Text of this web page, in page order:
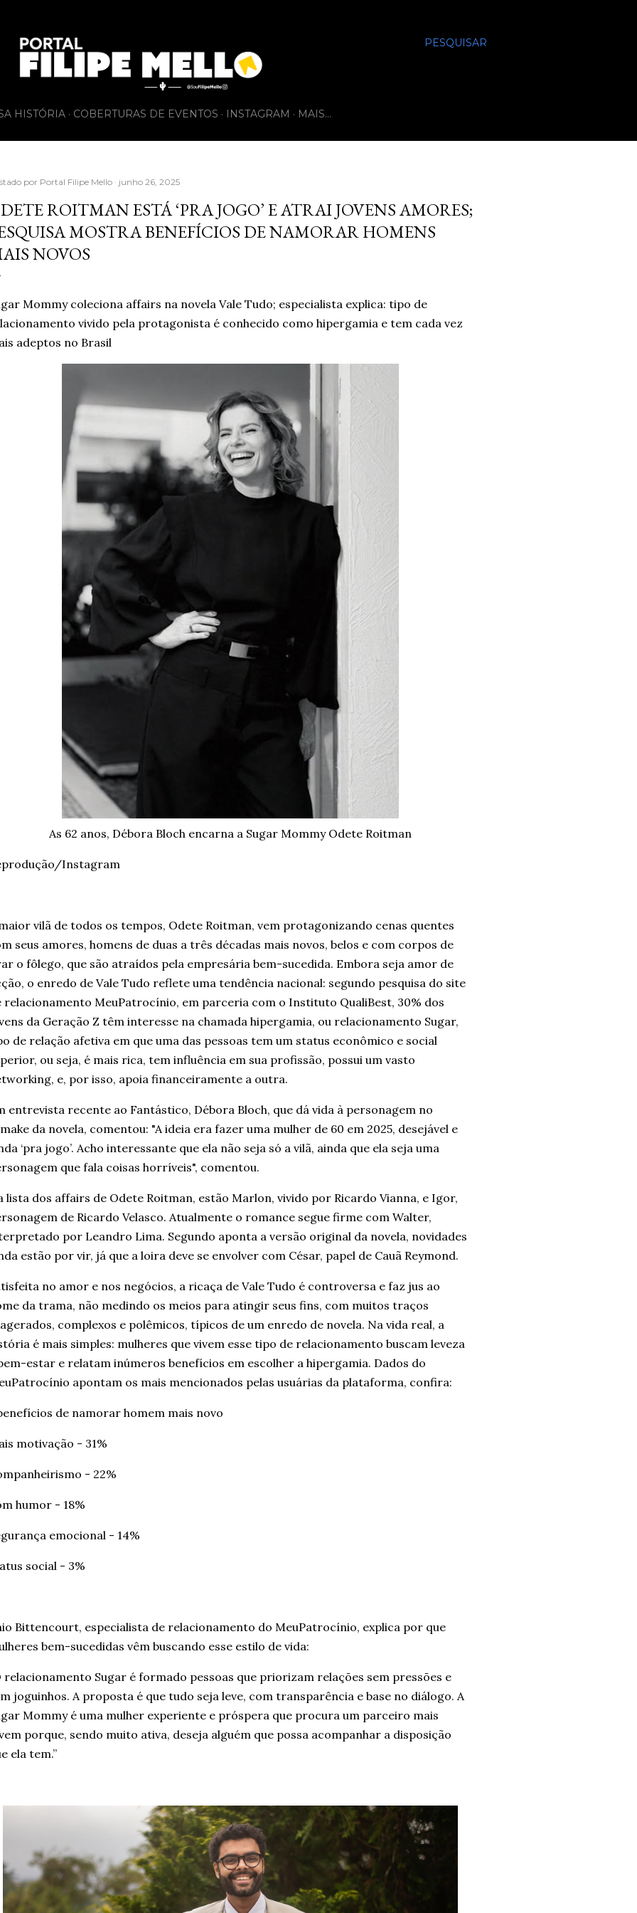
PESQUISAR
HISTÓRIA COBERTURAS DE EVENTOS INSTAGRAM MAIS…
por Portal Filipe Mello junho 26, 2025
ROITMAN ESTÁ ‘PRA JOGO’ E ATRAI JOVENS AMORES;
MOSTRA BENEFÍCIOS DE NAMORAR HOMENS
NOVOS
Mommy coleciona affairs na novela Vale Tudo; especialista explica: tipo de
vivido pela protagonista é conhecido como hipergamia e tem cada vez
adeptos no Brasil
As 62 anos, Débora Bloch encarna a Sugar Mommy Odete Roitman
Instagram
vilã de todos os tempos, Odete Roitman, vem protagonizando cenas quentes
seus amores, homens de duas a três décadas mais novos, belos e com corpos de
o fôlego, que são atraídos pela empresária bem-sucedida. Embora seja amor de
o enredo de Vale Tudo reflete uma tendência nacional: segundo pesquisa do site
relacionamento MeuPatrocínio, em parceria com o Instituto QualiBest, 30% dos
da Geração Z têm interesse na chamada hipergamia, ou relacionamento Sugar,
de relação afetiva em que uma das pessoas tem um status econômico e social
ou seja, é mais rica, tem influência em sua profissão, possui um vasto
e, por isso, apoia financeiramente a outra.
entrevista recente ao Fantástico, Débora Bloch, que dá vida à personagem no
da novela, comentou: "A ideia era fazer uma mulher de 60 em 2025, desejável e
‘pra jogo’. Acho interessante que ela não seja só a vilã, ainda que ela seja uma
que fala coisas horríveis", comentou.
lista dos affairs de Odete Roitman, estão Marlon, vivido por Ricardo Vianna, e Igor,
de Ricardo Velasco. Atualmente o romance segue firme com Walter,
por Leandro Lima. Segundo aponta a versão original da novela, novidades
estão por vir, já que a loira deve se envolver com César, papel de Cauã Reymond.
no amor e nos negócios, a ricaça de Vale Tudo é controversa e faz jus ao
da trama, não medindo os meios para atingir seus fins, com muitos traços
complexos e polêmicos, típicos de um enredo de novela. Na vida real, a
é mais simples: mulheres que vivem esse tipo de relacionamento buscam leveza
estar e relatam inúmeros benefícios em escolher a hipergamia. Dados do
apontam os mais mencionados pelas usuárias da plataforma, confira:
de namorar homem mais novo
motivação - 31%
- 22%
humor - 18%
emocional - 14%
social - 3%
Bittencourt, especialista de relacionamento do MeuPatrocínio, explica por que
bem-sucedidas vêm buscando esse estilo de vida:
relacionamento Sugar é formado pessoas que priorizam relações sem pressões e
joguinhos. A proposta é que tudo seja leve, com transparência e base no diálogo. A
Mommy é uma mulher experiente e próspera que procura um parceiro mais
porque, sendo muito ativa, deseja alguém que possa acompanhar a disposição
ela tem.”